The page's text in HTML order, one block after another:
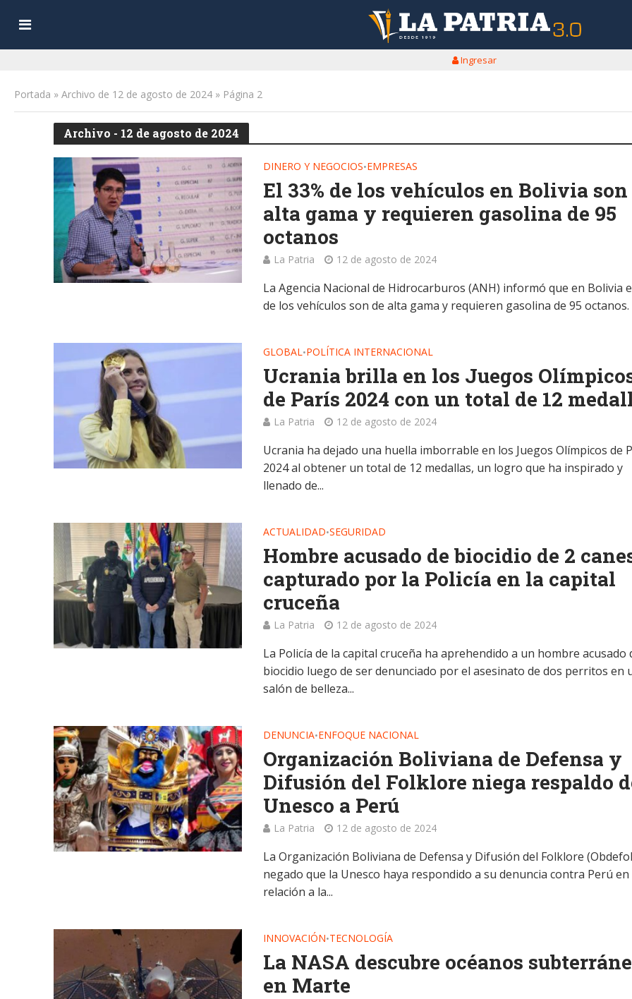
Ingresar
Portada » Archivo de 12 de agosto de 2024 » Página 2
Archivo - 12 de agosto de 2024
DINERO Y NEGOCIOS•EMPRESAS
El 33% de los vehículos en Bolivia son
alta gama y requieren gasolina de 95
octanos
La Patria 12 de agosto de 2024
La Agencia Nacional de Hidrocarburos (ANH) informó que en Bolivia
de los vehículos son de alta gama y requieren gasolina de 95 octanos.
GLOBAL•POLÍTICA INTERNACIONAL
Ucrania brilla en los Juegos
de París 2024 con un total de 12
La Patria 12 de agosto de 2024
Ucrania ha dejado una huella imborrable en los Juegos Olímpicos de
2024 al obtener un total de 12 medallas, un logro que ha inspirado y
llenado de...
ACTUALIDAD•SEGURIDAD
Hombre acusado de biocidio de 2
capturado por la Policía en la capital
cruceña
La Patria 12 de agosto de 2024
La Policía de la capital cruceña ha aprehendido a un hombre acusado
biocidio luego de ser denunciado por el asesinato de dos perritos en
salón de belleza...
DENUNCIA•ENFOQUE NACIONAL
Organización Boliviana de Defensa y
Difusión del Folklore niega respaldo
Unesco a Perú
La Patria 12 de agosto de 2024
La Organización Boliviana de Defensa y Difusión del Folklore
negado que la Unesco haya respondido a su denuncia contra Perú en
relación a la...
INNOVACIÓN•TECNOLOGÍA
La NASA descubre océanos
en Marte